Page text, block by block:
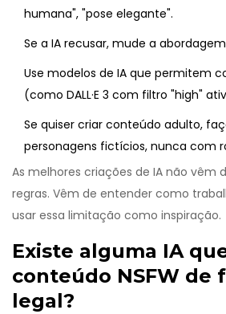
humana", "pose elegante".
Se a IA recusar, mude a
Use modelos de IA que permitem
(como DALL·E 3 com filtro "high"
Se quiser criar conteúdo adulto,
personagens fictícios, nunca com
As melhores criações de IA não vêm
regras. Vêm de entender como
usar essa limitação como inspiração.
Existe alguma IA
conteúdo NSFW de
legal?